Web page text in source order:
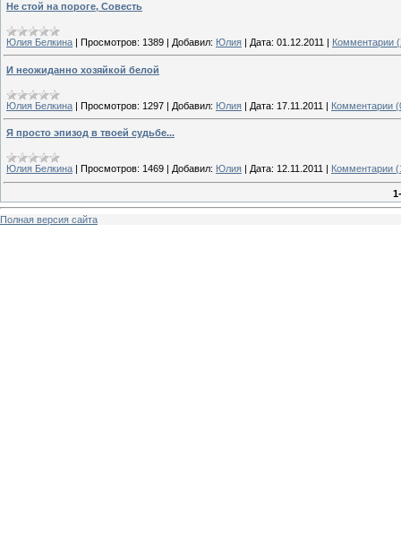
Не стой на пороге, Совесть
Юлия Белкина | Просмотров: 1389 | Добавил: Юлия | Дата: 01.12.2011 | Комментарии
И неожиданно хозяйкой белой
Юлия Белкина | Просмотров: 1297 | Добавил: Юлия | Дата: 17.11.2011 | Комментарии
Я просто эпизод в твоей судьбе...
Юлия Белкина Просмотров: 1469 Добавил: Юлия Дата: 12.11.2011 Комментарии
Полная версия сайта